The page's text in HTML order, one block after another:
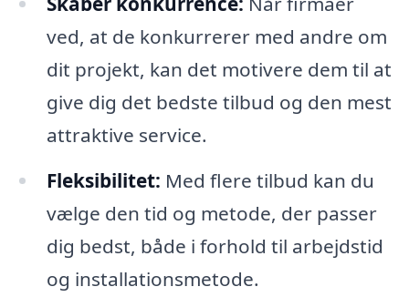
ved, at de konkurrerer med andre om
dit projekt, kan det motivere dem til at
give dig det bedste tilbud og den mest
attraktive service.
Fleksibilitet: Med flere tilbud kan du
vælge den tid og metode, der passer
dig bedst, både i forhold til arbejdstid
og installationsmetode.